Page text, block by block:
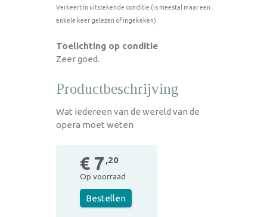
Verkeert in uitstekende conditie (is meestal maar een
enkele keer gelezen of ingekeken)
Toelichting op conditie
Zeer goed.
Productbeschrijving
Wat iedereen van de wereld van de
opera moet weten
€ 7 ,20
Op voorraad
Bestellen